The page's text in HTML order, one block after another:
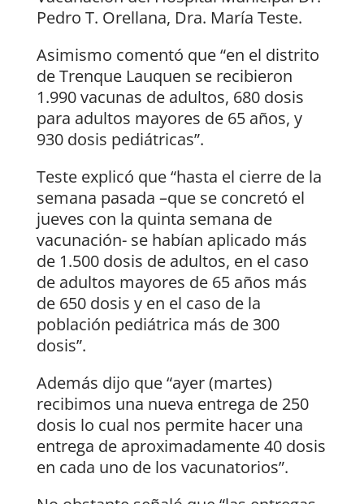
Pedro T. Orellana, Dra. María Teste.
Asimismo comentó que “en el distrito
de Trenque Lauquen se recibieron
1.990 vacunas de adultos, 680 dosis
para adultos mayores de 65 años, y
930 dosis pediátricas”.
Teste explicó que “hasta el cierre de la
semana pasada –que se concretó el
jueves con la quinta semana de
vacunación- se habían aplicado más
de 1.500 dosis de adultos, en el caso
de adultos mayores de 65 años más
de 650 dosis y en el caso de la
población pediátrica más de 300
dosis”.
Además dijo que “ayer (martes)
recibimos una nueva entrega de 250
dosis lo cual nos permite hacer una
entrega de aproximadamente 40 dosis
en cada uno de los vacunatorios”.